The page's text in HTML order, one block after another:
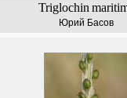
Triglochin
Юрий Басов